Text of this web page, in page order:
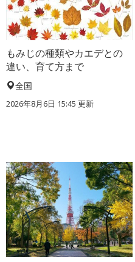
もみじの種類やカエデとの
違い、育て方まで
全国
2026年8月6日 15:45 更新